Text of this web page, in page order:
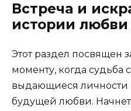
Встреча и
истории любви
Этот раздел посвящен
моменту, когда судьба
выдающиеся личности
будущей любви.